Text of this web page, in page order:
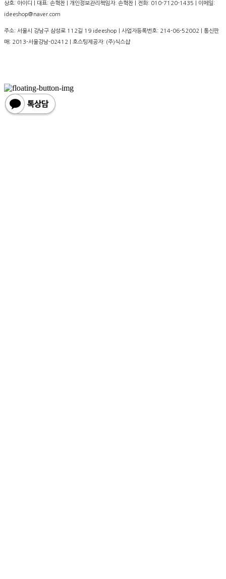
상호: 아이디 | 대표: 손혁찬 | 개인정보관리책임자: 손혁찬 | 전화: 010-7120-1435 | 이메일:
ideeshop@naver.com
주소: 서울시 강남구 삼성로 112길 19 ideeshop | 사업자등록번호: 214-06-52002 | 통신판
매: 2013-서울강남-02412 | 호스팅제공자: (주)식스샵